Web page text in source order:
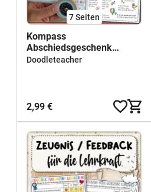
7Seiten
Kompass
Abschiedsgeschenk
Grundschule + Abschied
Doodleteacher
2,99 €